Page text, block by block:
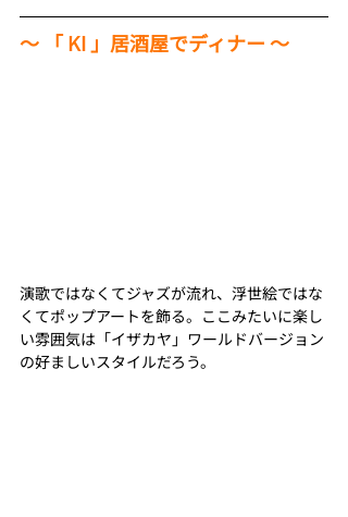
〜 「 KI 」居酒屋でディナー 〜
演歌ではなくてジャズが流れ、浮世絵ではな
くてポップアートを飾る。ここみたいに楽し
い雰囲気は「イザカヤ」ワールドバージョン
の好ましいスタイルだろう。